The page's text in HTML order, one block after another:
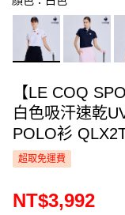
【LE COQ
白色吸汗速乾
POLO衫
超取免運費
NT$3,992